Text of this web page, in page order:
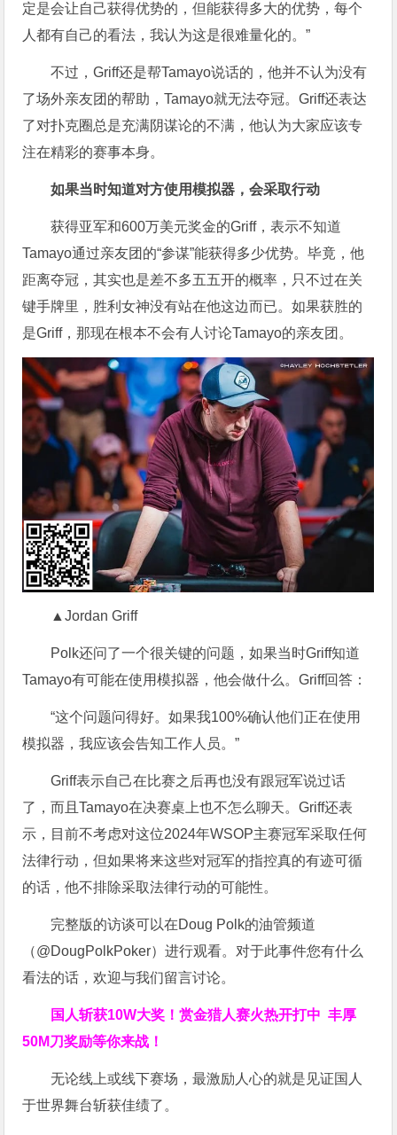
定是会让自己获得优势的，但能获得多大的优势，每个
人都有自己的看法，我认为这是很难量化的。”
不过，Griff还是帮Tamayo说话的，他并不认为没有
了场外亲友团的帮助，Tamayo就无法夺冠。Griff还表达
了对扑克圈总是充满阴谋论的不满，他认为大家应该专
注在精彩的赛事本身。
如果当时知道对方使用模拟器，会采取行动
获得亚军和600万美元奖金的Griff，表示不知道
Tamayo通过亲友团的“参谋”能获得多少优势。毕竟，他
距离夺冠，其实也是差不多五五开的概率，只不过在关
键手牌里，胜利女神没有站在他这边而已。如果获胜的
是Griff，那现在根本不会有人讨论Tamayo的亲友团。
▲Jordan Griff
Polk还问了一个很关键的问题，如果当时Griff知道
Tamayo有可能在使用模拟器，他会做什么。Griff回答：
“这个问题问得好。如果我100%确认他们正在使用
模拟器，我应该会告知工作人员。”
Griff表示自己在比赛之后再也没有跟冠军说过话
了，而且Tamayo在决赛桌上也不怎么聊天。Griff还表
示，目前不考虑对这位2024年WSOP主赛冠军采取任何
法律行动，但如果将来这些对冠军的指控真的有迹可循
的话，他不排除采取法律行动的可能性。
完整版的访谈可以在Doug Polk的油管频道
（@DougPolkPoker）进行观看。对于此事件您有什么
看法的话，欢迎与我们留言讨论。
国人斩获10W大奖！赏金猎人赛火热开打中 丰厚
50M刀奖励等你来战！
无论线上或线下赛场，最激励人心的就是见证国人
于世界舞台斩获佳绩了。